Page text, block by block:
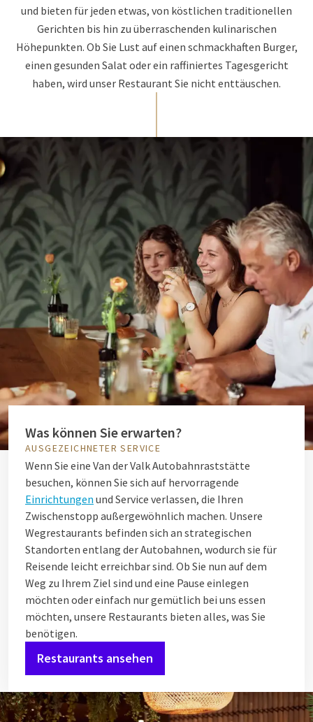
und bieten für jeden etwas, von köstlichen traditionellen
Gerichten bis hin zu überraschenden kulinarischen
Höhepunkten. Ob Sie Lust auf einen schmackhaften Burger,
einen gesunden Salat oder ein raffiniertes Tagesgericht
haben, wird unser Restaurant Sie nicht enttäuschen.
Was können Sie erwarten?
AUSGEZEICHNETER SERVICE
Wenn Sie eine Van der Valk Autobahnraststätte
besuchen, können Sie sich auf hervorragende
Einrichtungen und Service verlassen, die Ihren
Zwischenstopp außergewöhnlich machen. Unsere
Wegrestaurants befinden sich an strategischen
Standorten entlang der Autobahnen, wodurch sie für
Reisende leicht erreichbar sind. Ob Sie nun auf dem
Weg zu Ihrem Ziel sind und eine Pause einlegen
möchten oder einfach nur gemütlich bei uns essen
möchten, unsere Restaurants bieten alles, was Sie
benötigen.
Restaurants ansehen